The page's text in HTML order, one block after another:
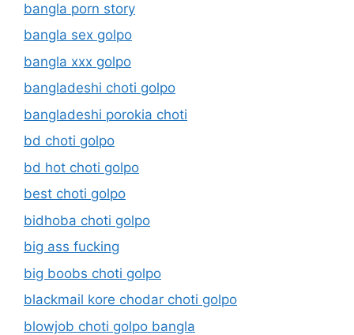
bangla porn story
bangla sex golpo
bangla xxx golpo
bangladeshi choti golpo
bangladeshi porokia choti
bd choti golpo
bd hot choti golpo
best choti golpo
bidhoba choti golpo
big ass fucking
big boobs choti golpo
blackmail kore chodar choti golpo
blowjob choti golpo bangla